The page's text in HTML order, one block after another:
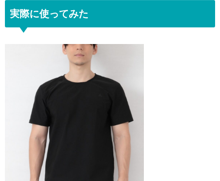
実際に使ってみた